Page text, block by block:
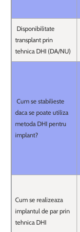
Disponibilitate
transplant prin
tehnica DHI (DA/NU)
Cum se stabilieste
daca se poate utiliza
metoda DHI pentru
implant?
Cum se realizeaza
implantul de par prin
tehnica DHI